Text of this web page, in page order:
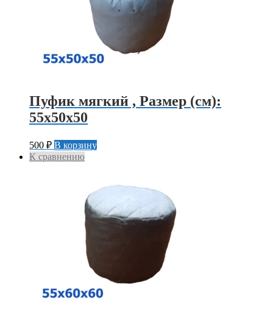
Пуфик мягкий , Размер (см):
55х50х50
500 ₽ В корзину
К сравнению